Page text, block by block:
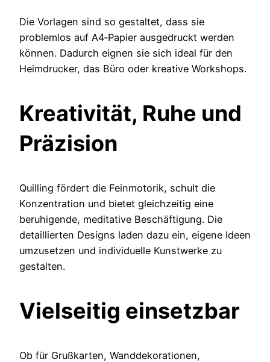
Die Vorlagen sind so gestaltet, dass sie
problemlos auf A4‑Papier ausgedruckt werden
können. Dadurch eignen sie sich ideal für den
Heimdrucker, das Büro oder kreative Workshops.
Kreativität, Ruhe und
Präzision
Quilling fördert die Feinmotorik, schult die
Konzentration und bietet gleichzeitig eine
beruhigende, meditative Beschäftigung. Die
detaillierten Designs laden dazu ein, eigene Ideen
umzusetzen und individuelle Kunstwerke zu
gestalten.
Vielseitig einsetzbar
Ob für Grußkarten, Wanddekorationen,